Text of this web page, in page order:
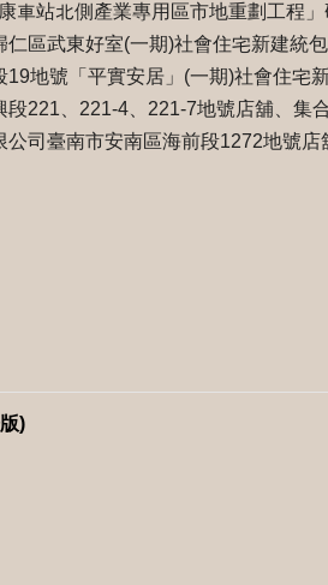
車站北側產業專用區市地重劃工程」
區武東好室(一期)社會住宅新建統
地號「平實安居」(一期)社會住宅
221、221-4、221-7地號店舖、集
司臺南市安南區海前段1272地號
)